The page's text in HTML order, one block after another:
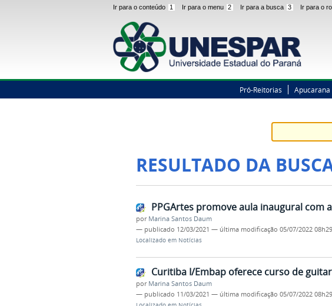
Ir para o conteúdo 1 Ir para o menu 2 Ir para a busca 3 Ir para o
Pró-Reitorias Apucarana
RESULTADO DA
PPGArtes promove aula inaugural com
por Marina Santos Daum
— publicado 12/03/2021 — última modificação 05/07/2022 08h29
Localizado em Notícias
Curitiba I/Embap oferece curso de
por Marina Santos Daum
— publicado 11/03/2021 — última modificação 05/07/2022 08h29